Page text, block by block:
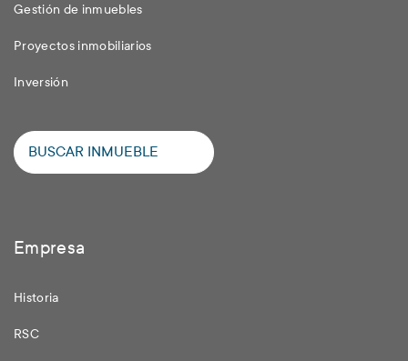
Gestión de inmuebles
Proyectos inmobiliarios
Inversión
BUSCAR INMUEBLE
Empresa
Historia
RSC